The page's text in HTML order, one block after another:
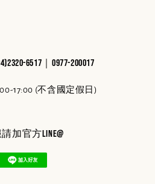
6517｜0977-200017
17:00 (不含國定假日)
加官方line@